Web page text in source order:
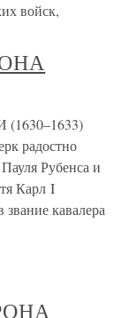
войск,
радостно
Рубенса и
Карл I
кавалера